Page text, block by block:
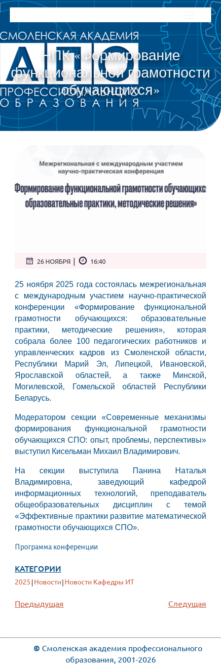
НПК «Формирование
функциональной грамотности
обучающихся»
26 НОЯБРЯ | 16:40
25 ноября 2025 года состоялась межрегиональная
с международным участием научно-практической
конференции «Формирование функциональной
грамотности обучающихся: образовательные
практики, методические решения», которая
собрала более 100 педагогических работников и
управленческих кадров из Смоленской области,
Республики Марий Эл, Липецкой, Ивановской,
Ярославской областей, а также Минской,
Могилевской, Гомельской областей Республики
Беларусь.
Модератором секции «Современные механизмы
формирования функциональной грамотности
обучающихся СПО: опыт, проблемы, перспективы»
выступил Кисельман Михаил Владимирович.
На секции выступила Панина Наталья
Владимировна, заведующий кафедрой
информационных технологий, преподаватель
общеобразовательных дисциплин с темой
«Эффективные практики развитие математической
грамотности обучающихся СПО».
Программа конференции
КАТЕГОРИИ
2025| Новости| Новости Кафедры ИТ
Предыдущая Следущая
© Смоленская академия профессионального
образования, 2001-2026